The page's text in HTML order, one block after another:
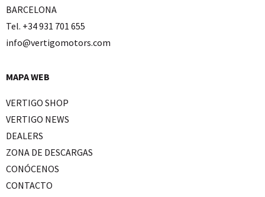
BARCELONA
Tel. +34 931 701 655
info@vertigomotors.com
MAPA WEB
VERTIGO SHOP
VERTIGO NEWS
DEALERS
ZONA DE DESCARGAS
CONÓCENOS
CONTACTO